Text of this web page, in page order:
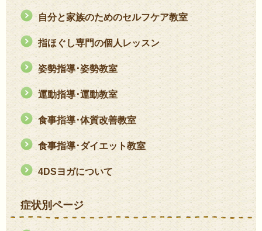
自分と家族のためのセルフケア教室
指ほぐし専門の個人レッスン
姿勢指導･姿勢教室
運動指導･運動教室
食事指導･体質改善教室
食事指導･ダイエット教室
4DSヨガについて
症状別ページ